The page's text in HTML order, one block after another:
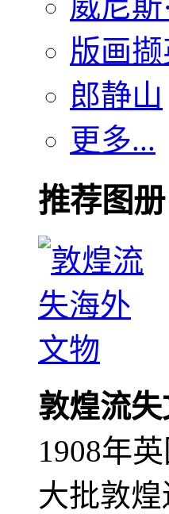
版画撷
郎静山
更多...
推荐图册
敦煌流
1908年
大批敦